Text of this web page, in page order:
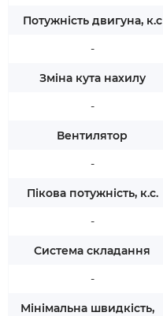
Потужність двигуна, к.с
-
Зміна кута нахилу
-
Вентилятор
-
Пікова потужність, к.с.
-
Система складання
-
Мінімальна швидкість,